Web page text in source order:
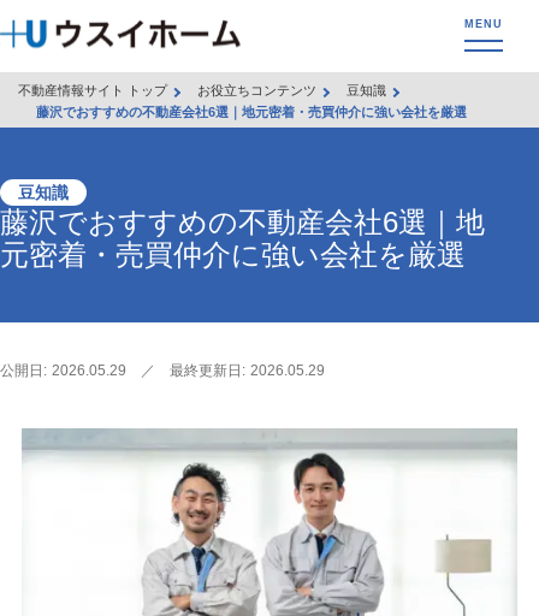
不動産情報サイト トップ お役立ちコンテンツ
豆知識
藤沢でおすすめの不動産会社6選｜地元密着・売買仲介に強い会社を厳選
豆知識
藤沢でおすすめの不動産会社6選｜地
元密着・売買仲介に強い会社を厳選
公開日: 2026.05.29 ／ 最終更新日: 2026.05.29